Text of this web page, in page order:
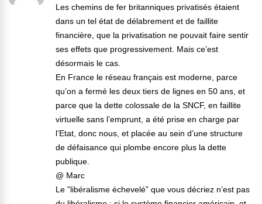
Les chemins de fer britanniques privatisés étaient
dans un tel état de délabrement et de faillite
financière, que la privatisation ne pouvait faire sentir
ses effets que progressivement. Mais ce’est
désormais le cas.
En France le réseau français est moderne, parce
qu’on a fermé les deux tiers de lignes en 50 ans, et
parce que la dette colossale de la SNCF, en faillite
virtuelle sans l’emprunt, a été prise en charge par
l’Etat, donc nous, et placée au sein d’une structure
de défaisance qui plombe encore plus la dette
publique.
@ Marc
Le ”libéralisme échevelé” que vous décriez n’est pas